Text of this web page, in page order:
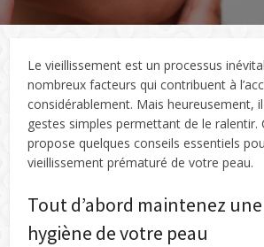
Le vieillissement est un processus
nombreux facteurs qui contribuent à
considérablement. Mais heureusement,
gestes simples permettant de le ralentir.
propose quelques conseils essentiels
vieillissement prématuré de votre peau.
Tout d’abord maintenez
hygiène de votre peau